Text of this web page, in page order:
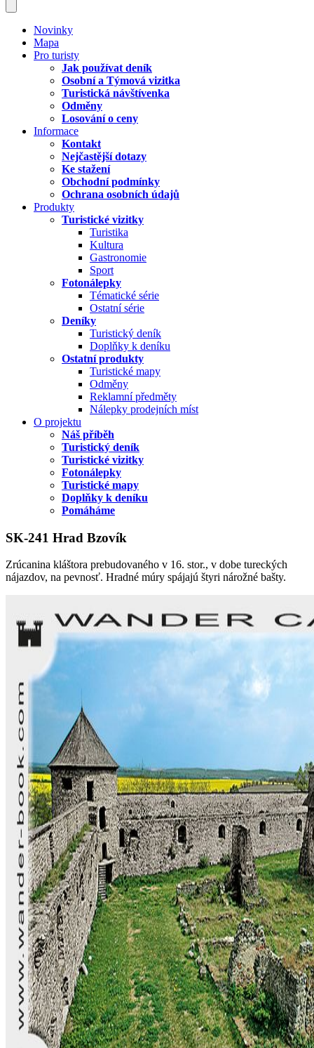
Novinky
Mapa
Pro turisty
Jak používat deník
Osobní a Týmová vizitka
Turistická návštívenka
Odměny
Losování o ceny
Informace
Kontakt
Nejčastější dotazy
Ke stažení
Obchodní podmínky
Ochrana osobních údajů
Produkty
Turistické vizitky
Turistika
Kultura
Gastronomie
Sport
Fotonálepky
Tématické série
Ostatní série
Deníky
Turistický deník
Doplňky k deníku
Ostatní produkty
Turistické mapy
Odměny
Reklamní předměty
Nálepky prodejních míst
O projektu
Náš příběh
Turistický deník
Turistické vizitky
Fotonálepky
Turistické mapy
Doplňky k deníku
Pomáháme
SK-241 Hrad Bzovík
Zrúcanina kláštora prebudovaného v 16. stor., v dobe tureckých
nájazdov, na pevnosť. Hradné múry spájajú štyri nárožné bašty.